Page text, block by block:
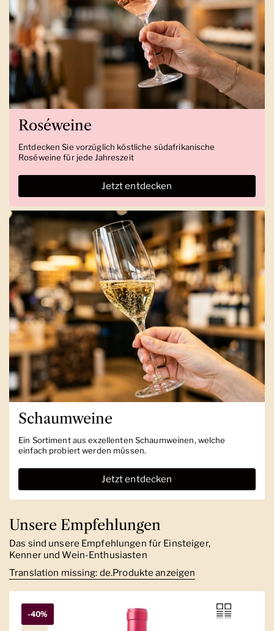
Roséweine
Entdecken Sie vorzüglich köstliche südafrikanische
Roséweine für jede Jahreszeit
Jetzt entdecken
Schaumweine
Ein Sortiment aus exzellenten Schaumweinen, welche
einfach probiert werden müssen.
Jetzt entdecken
Unsere Empfehlungen
Das sind unsere Empfehlungen für Einsteiger,
Kenner und Wein-Enthusiasten
Translation missing: de.Produkte anzeigen
-40%